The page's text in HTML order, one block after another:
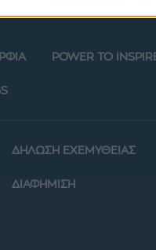
POWER TO
ΔΗΛΩΣΗ ΕΧΕΜΥΘΕΙΑΣ
ΔΙΑΦΗΜΙΣΗ